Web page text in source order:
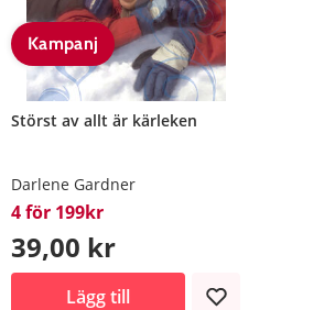
Kampanj
Störst av allt är kärleken
Darlene Gardner
4 för 199kr
39,00 kr
Lägg till